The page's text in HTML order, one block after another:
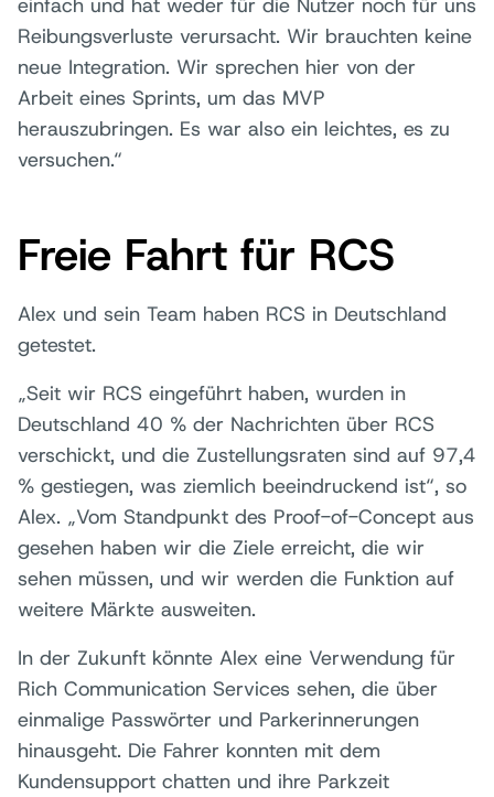
einfach und hat weder für die Nutzer noch für uns
Reibungsverluste verursacht. Wir brauchten keine
neue Integration. Wir sprechen hier von der
Arbeit eines Sprints, um das MVP
herauszubringen. Es war also ein leichtes, es zu
versuchen.“
Freie Fahrt für RCS
Alex und sein Team haben RCS in Deutschland
getestet.
„Seit wir RCS eingeführt haben, wurden in
Deutschland 40 % der Nachrichten über RCS
verschickt, und die Zustellungsraten sind auf 97,4
% gestiegen, was ziemlich beeindruckend ist“, so
Alex. „Vom Standpunkt des Proof-of-Concept aus
gesehen haben wir die Ziele erreicht, die wir
sehen müssen, und wir werden die Funktion auf
weitere Märkte ausweiten.
In der Zukunft könnte Alex eine Verwendung für
Rich Communication Services sehen, die über
einmalige Passwörter und Parkerinnerungen
hinausgeht. Die Fahrer konnten mit dem
Kundensupport chatten und ihre Parkzeit